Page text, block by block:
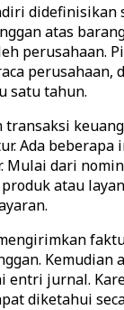
didefinisikan
atas
perusahaan.
perusahaan,
satu tahun.
transaksi
Ada beberapa
Mulai dari
atau
Kemudian
entri jurnal.
diketahui